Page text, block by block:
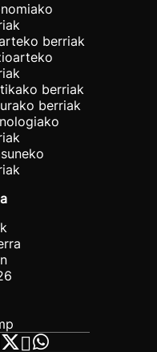
berriak
berriak
berriak